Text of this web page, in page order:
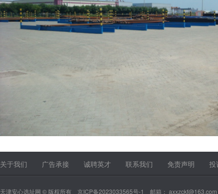
关于我们 广告承接 诚聘英才 联系我们 免责声明 投
天津安心选址网 © 版权所有 京ICP备2023033565号-1 邮箱： axxzckf@163.com